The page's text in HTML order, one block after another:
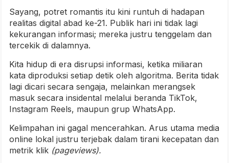
Sayang, potret romantis itu kini runtuh di hadapan
realitas digital abad ke-21. Publik hari ini tidak lagi
kekurangan informasi; mereka justru tenggelam dan
tercekik di dalamnya.
Kita hidup di era disrupsi informasi, ketika miliaran
kata diproduksi setiap detik oleh algoritma. Berita tidak
lagi dicari secara sengaja, melainkan merangsek
masuk secara insidental melalui beranda TikTok,
Instagram Reels, maupun grup WhatsApp.
Kelimpahan ini gagal mencerahkan. Arus utama media
online lokal justru terjebak dalam tirani kecepatan dan
metrik klik (pageviews).